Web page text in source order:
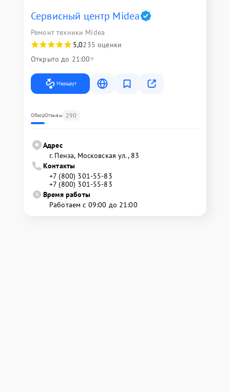
Сервисный центр Midea
Ремонт техники Midea
5,0235 оценки
Открыто до 21:00
Маршрут
ОбзорОтзывы 290
Адрес
г. Пенза, Московская ул., 83
Контакты
+7 (800) 301-55-83
+7 (800) 301-55-83
Время работы
Работаем с 09:00 до 21:00